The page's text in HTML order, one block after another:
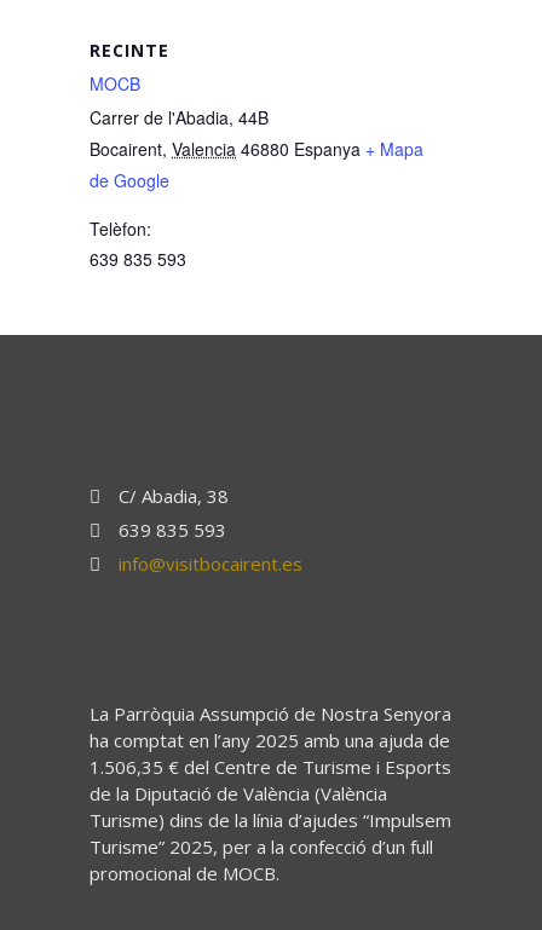
RECINTE
MOCB
Carrer de l'Abadia, 44B
Bocairent, Valencia 46880 Espanya + Mapa
de Google
Telèfon:
639 835 593
C/ Abadia, 38
639 835 593
info@visitbocairent.es
La Parròquia Assumpció de Nostra Senyora
ha comptat en l’any 2025 amb una ajuda de
1.506,35 € del Centre de Turisme i Esports
de la Diputació de València (València
Turisme) dins de la línia d’ajudes “Impulsem
Turisme” 2025, per a la confecció d’un full
promocional de MOCB.